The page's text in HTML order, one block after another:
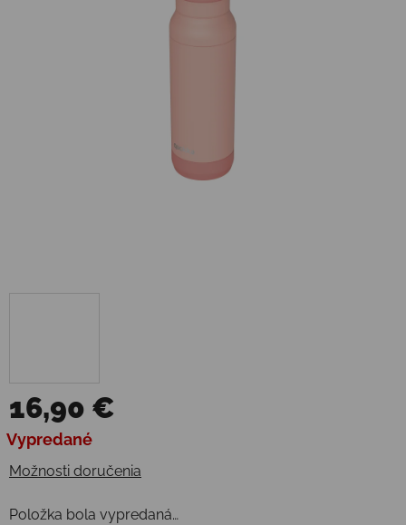
16,90 €
Jednotková cena:
Vypredané
Možnosti doručenia
Položka bola vypredaná…